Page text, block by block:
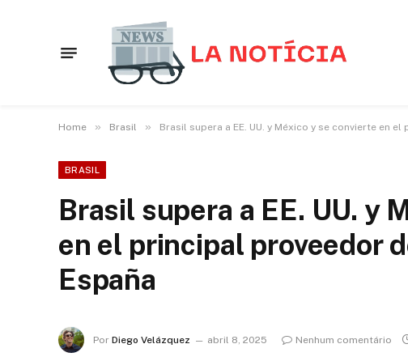
Home » Brasil » Brasil supera a EE. UU. y México y se convierte en
BRASIL
Brasil supera a EE. UU. y
en el principal proveedor
España
Por Diego Velázquez abril 8, 2025 Nenhum comentário